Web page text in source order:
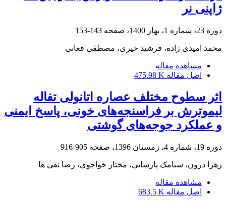
ژاپنی نر
دوره 23، شماره 1، بهار 1400، صفحه 143-153
محمد امیدی زاده، فرشید خیری، مصطفی فغانی
مشاهده مقاله
اصل مقاله 475.98 K
اثر سطوح مختلف عصاره اتانولی تفاله‌
لیموترش بر فراسنجه‌های خونی، پاسخ ایمنی
و عملکرد جوجه‌های گوشتی
دوره 19، شماره 4، زمستان 1396، صفحه 905-916
زهرا درون، سیامک پارسایی، مختار خواجوی، رضا نقی ها
مشاهده مقاله
اصل مقاله 683.5 K